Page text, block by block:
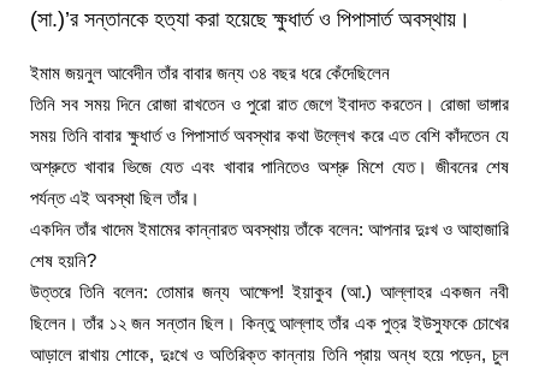
(সা.)’র সন্তানকে হত্যা করা হয়েছে ক্ষুধার্ত ও পিপাসার্ত অবস্থায়।
ইমাম জয়নুল আবেদীন তাঁর বাবার জন্য ৩৪ বছর ধরে কেঁদেছিলেন
তিনি সব সময় দিনে রোজা রাখতেন ও পুরো রাত জেগে ইবাদত করতেন। রোজা ভাঙ্গার
সময় তিনি বাবার ক্ষুধার্ত ও পিপাসার্ত অবস্থার কথা উল্লেখ করে এত বেশি কাঁদতেন যে
অশ্রুতে খাবার ভিজে যেত এবং খাবার পানিতেও অশ্রু মিশে যেত। জীবনের শেষ
পর্যন্ত এই অবস্থা ছিল তাঁর।
একদিন তাঁর খাদেম ইমামের কান্নারত অবস্থায় তাঁকে বলেন: আপনার দুঃখ ও আহাজারি
শেষ হয়নি?
উত্তরে তিনি বলেন: তোমার জন্য আক্ষেপ! ইয়াকুব (আ.) আল্লাহর একজন নবী
ছিলেন। তাঁর ১২ জন সন্তান ছিল। কিন্তু আল্লাহ তাঁর এক পুত্র ইউসুফকে চোখের
আড়ালে রাখায় শোকে, দুঃখে ও অতিরিক্ত কান্নায় তিনি প্রায় অন্ধ হয়ে পড়েন, চুল